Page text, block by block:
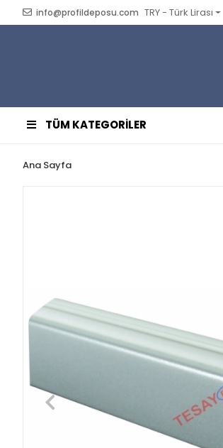
info@profildeposu.com TRY - Türk Lirası
TÜM KATEGORİLER
Ana Sayfa